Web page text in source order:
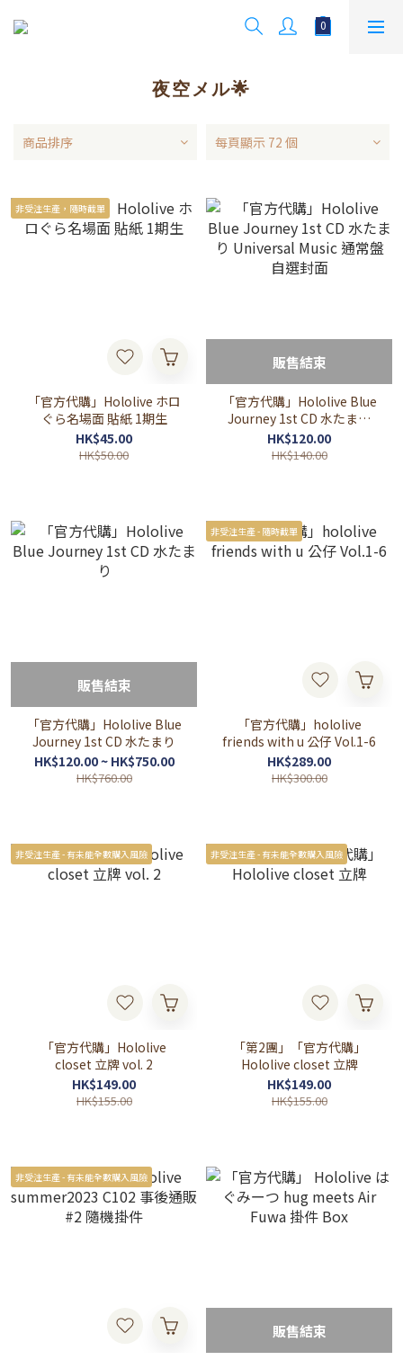
夜空メル🌟
商品排序 每頁顯示 72 個
非受注生產，隨時截單
「官方代購」Hololive ホロ
ぐら名場面 貼紙 1期生
HK$45.00
HK$50.00
販售結束
「官方代購」Hololive Blue
Journey 1st CD 水たまり
Universal Music 通常盤 自
選封面
HK$120.00
HK$140.00
販售結束
「官方代購」Hololive Blue
Journey 1st CD 水たまり
HK$120.00 ~ HK$750.00
HK$760.00
非受注生產 - 隨時截單
「官方代購」hololive
friends with u 公仔 Vol.1-6
HK$289.00
HK$300.00
非受注生產 - 有未能全數購入風險
「官方代購」Hololive
closet 立牌 vol. 2
HK$149.00
HK$155.00
非受注生產 - 有未能全數購入風險
「第2團」「官方代購」
Hololive closet 立牌
HK$149.00
HK$155.00
非受注生產 - 有未能全數購入風險
販售結束